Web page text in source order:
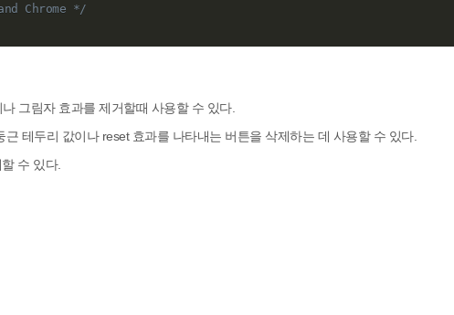
Chrome */
그림자 효과를 제거할때 사용할 수 있다.
근 테두리 값이나 reset 효과를 나타내는 버튼을 삭제하는 데 사용할 수 있다.
수 있다.